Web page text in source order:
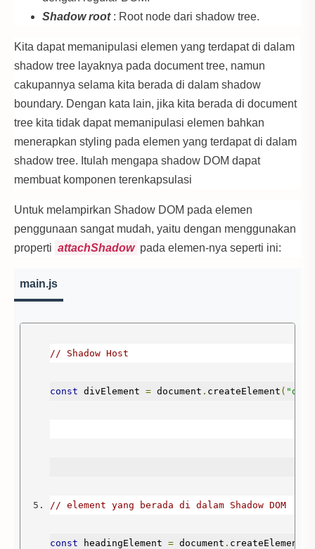
Shadow root: Root node dari shadow tree.
Kita dapat memanipulasi elemen yang terdapat di dalam
shadow tree layaknya pada document tree, namun
cakupannya selama kita berada di dalam shadow
boundary. Dengan kata lain, jika kita berada di document
tree kita tidak dapat memanipulasi elemen bahkan
menerapkan styling pada elemen yang terdapat di dalam
shadow tree. Itulah mengapa shadow DOM dapat
membuat komponen terenkapsulasi
Untuk melampirkan Shadow DOM pada elemen
penggunaan sangat mudah, yaitu dengan menggunakan
properti attachShadow pada elemen-nya seperti ini:
main.js
// Shadow Host
const divElement = document . createElement ( "div"
// element yang berada di dalam Shadow DOM
const headingElement = document . createElement